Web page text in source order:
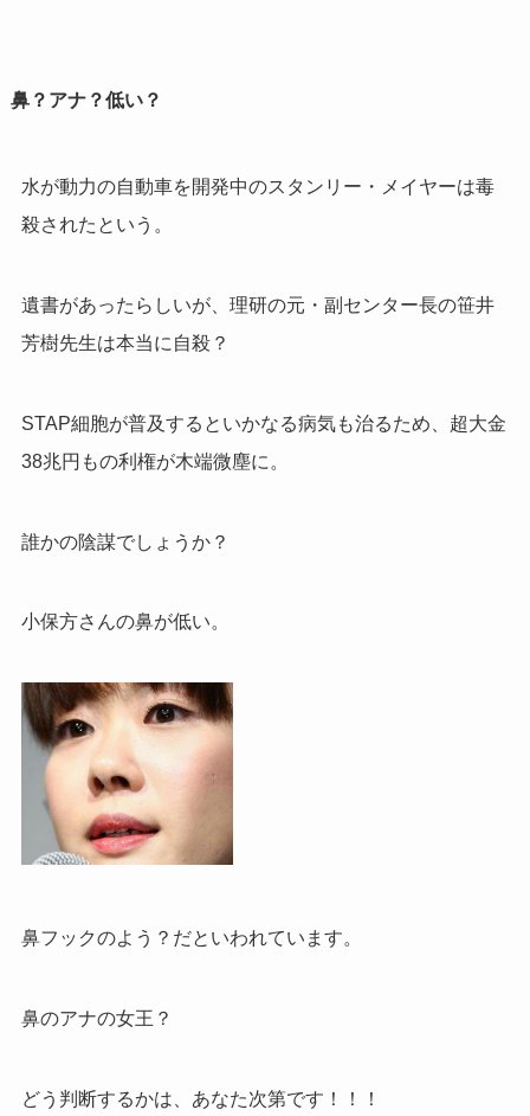
鼻？アナ？低い？
水が動力の自動車を開発中のスタンリー・メイヤーは毒
殺されたという。
遺書があったらしいが、理研の元・副センター長の笹井
芳樹先生は本当に自殺？
STAP細胞が普及するといかなる病気も治るため、超大金
38兆円もの利権が木端微塵に。
誰かの陰謀でしょうか？
小保方さんの鼻が低い。
鼻フックのよう？だといわれています。
鼻のアナの女王？
どう判断するかは、あなた次第です！！！